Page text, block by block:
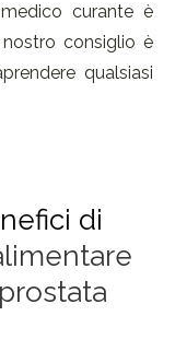
curante è
consiglio è
qualsiasi
di